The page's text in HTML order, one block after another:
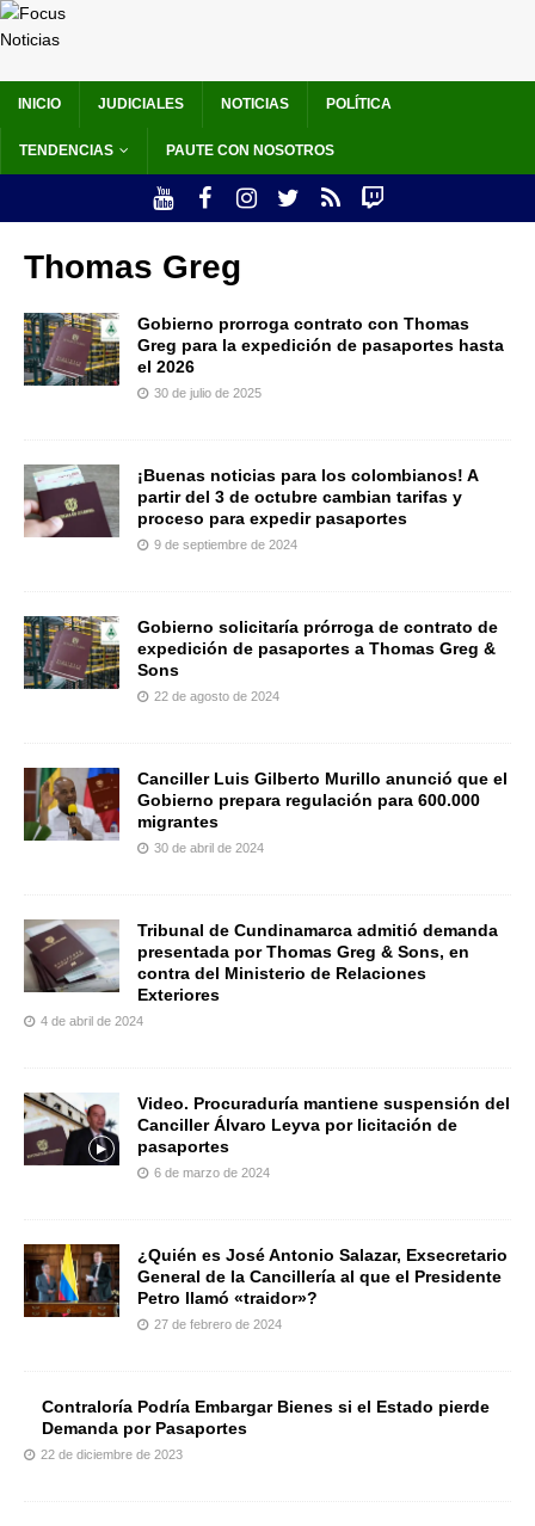
INICIO JUDICIALES NOTICIAS POLÍTICA
TENDENCIAS PAUTE CON NOSOTROS
Thomas Greg
Gobierno prorroga contrato con Thomas
Greg para la expedición de pasaportes hasta
el 2026
30 de julio de 2025
¡Buenas noticias para los colombianos! A
partir del 3 de octubre cambian tarifas y
proceso para expedir pasaportes
9 de septiembre de 2024
Gobierno solicitaría prórroga de contrato de
expedición de pasaportes a Thomas Greg &
Sons
22 de agosto de 2024
Canciller Luis Gilberto Murillo anunció que el
Gobierno prepara regulación para 600.000
migrantes
30 de abril de 2024
Tribunal de Cundinamarca admitió demanda
presentada por Thomas Greg & Sons, en
contra del Ministerio de Relaciones
Exteriores
4 de abril de 2024
Video. Procuraduría mantiene suspensión del
Canciller Álvaro Leyva por licitación de
pasaportes
6 de marzo de 2024
¿Quién es José Antonio Salazar, Exsecretario
General de la Cancillería al que el Presidente
Petro llamó «traidor»?
27 de febrero de 2024
Contraloría Podría Embargar Bienes si el Estado pierde
Demanda por Pasaportes
22 de diciembre de 2023